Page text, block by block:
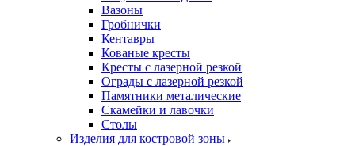
Вазоны
Гробнички
Кентавры
Кованые кресты
Кресты с лазерной резкой
Ограды с лазерной резкой
Памятники металические
Скамейки и лавочки
Столы
Изделия для костровой зоны